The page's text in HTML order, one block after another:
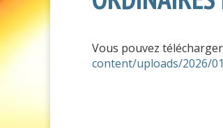
Vous pouvez
content/uploads/2026/